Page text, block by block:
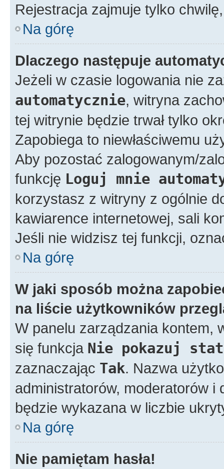
Rejestracja zajmuje tylko
Na górę
Dlaczego następuje
Jeżeli w czasie logowania nie
automatycznie, witryna
tej witrynie będzie trwał tylko
Zapobiega to niewłaściwemu
Aby pozostać zalogowanym/
funkcję Loguj mnie
korzystasz z witryny z ogólnie
kawiarence internetowej, sali
Jeśli nie widzisz tej funkcji,
Na górę
W jaki sposób można
na liście użytkowników
W panelu zarządzania kontem,
się funkcja Nie pokazuj
zaznaczając Tak. Nazwa
administratorów, moderatorów i
będzie wykazana w liczbie
Na górę
Nie pamiętam hasła!